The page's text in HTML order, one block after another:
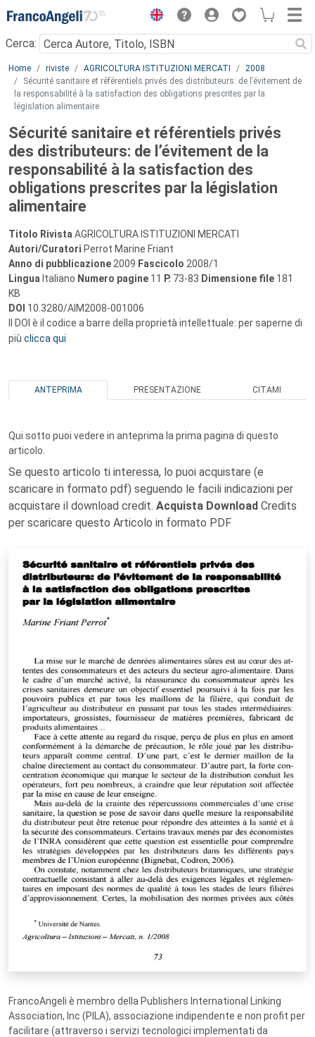
Menu
Cerca:
Main content
Home riviste AGRICOLTURA ISTITUZIONI MERCATI
2008
Sécurité sanitaire et référentiels privés des distributeurs: de l’évitement de
la responsabilité à la satisfaction des obligations prescrites par la
législation alimentaire
Sécurité sanitaire et référentiels privés
des distributeurs: de l’évitement de la
responsabilité à la satisfaction des
obligations prescrites par la législation
alimentaire
Titolo Rivista AGRICOLTURA ISTITUZIONI MERCATI
Autori/Curatori Perrot Marine Friant
Anno di pubblicazione 2009 Fascicolo 2008/1
Lingua Italiano Numero pagine 11 P. 73-83 Dimensione file 181
KB
DOI 10.3280/AIM2008-001006
Il DOI è il codice a barre della proprietà intellettuale: per saperne di
più clicca qui
ANTEPRIMA PRESENTAZIONE CITAMI
Qui sotto puoi vedere in anteprima la prima pagina di questo
articolo.
Se questo articolo ti interessa, lo puoi acquistare (e
scaricare in formato pdf) seguendo le facili indicazioni per
acquistare il download credit. Acquista Download Credits
per scaricare questo Articolo in formato PDF
FrancoAngeli è membro della Publishers International Linking
Association, Inc (PILA), associazione indipendente e non profit per
facilitare (attraverso i servizi tecnologici implementati da